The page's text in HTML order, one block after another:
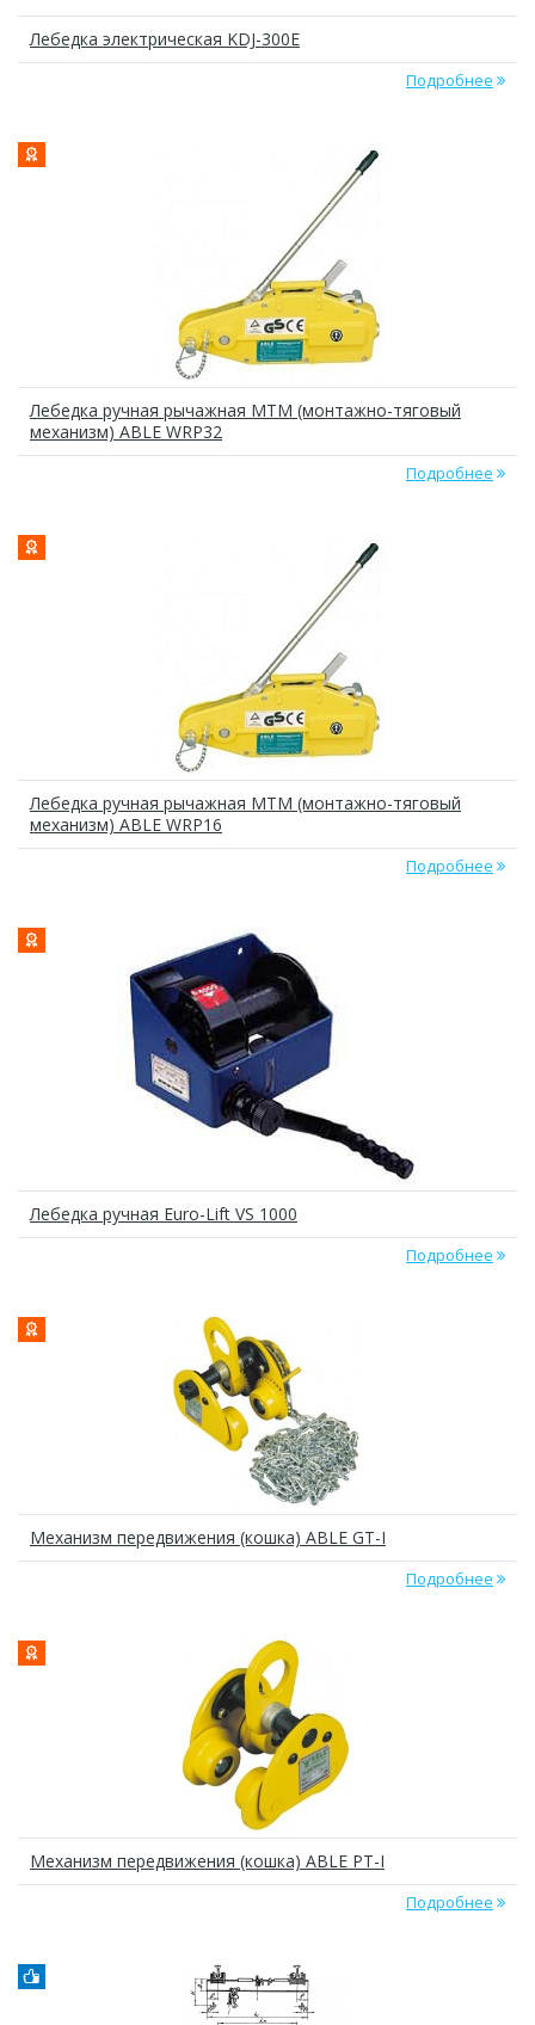
Лебедка электрическая KDJ-300E
Подробнее
Лебедка ручная рычажная МТМ (монтажно-тяговый
механизм) ABLE WRP32
Подробнее
Лебедка ручная рычажная МТМ (монтажно-тяговый
механизм) ABLE WRP16
Подробнее
Лебедка ручная Euro-Lift VS 1000
Подробнее
Механизм передвижения (кошка) ABLE GT-I
Подробнее
Механизм передвижения (кошка) ABLE РТ-I
Подробнее